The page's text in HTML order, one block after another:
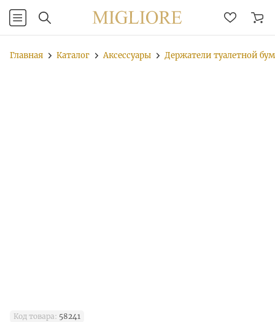
Главная Каталог Аксессуары Держатели туалетной
Код товара: 58241